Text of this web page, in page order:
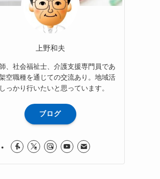
上野和夫
、社会福祉士、介護支援専門員であ
空職種を通じての交流あり。地域活
っかり行いたいと思っています。
ブログ